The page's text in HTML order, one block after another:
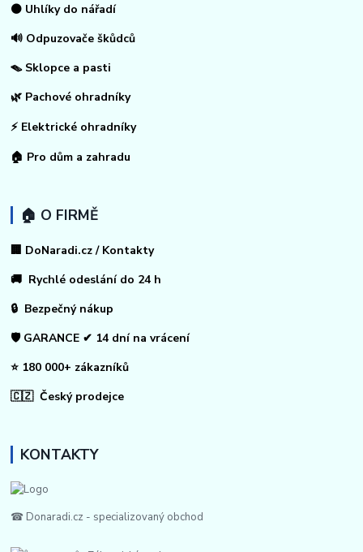
⚫ Uhlíky do nářadí
🔊 Odpuzovače škůdců
🪤 Sklopce a pasti
🌿 Pachové ohradníky
⚡ Elektrické ohradníky
🏠 Pro dům a zahradu
🏠 O FIRMĚ
🏢 DoNaradi.cz / Kontakty
🚚 Rychlé odeslání do 24 h
🔒 Bezpečný nákup
🛡️ GARANCE ✔ 14 dní na vrácení
⭐ 180 000+ zákazníků
🇨🇿 Český prodejce
KONTAKTY
☎ Donaradi.cz - specializovaný obchod